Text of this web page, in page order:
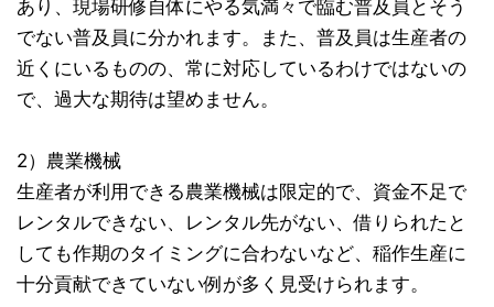
あり、現場研修自体にやる気満々で臨む普及員とそう
でない普及員に分かれます。また、普及員は生産者の
近くにいるものの、常に対応しているわけではないの
で、過大な期待は望めません。
2）農業機械
生産者が利用できる農業機械は限定的で、資金不足で
レンタルできない、レンタル先がない、借りられたと
しても作期のタイミングに合わないなど、稲作生産に
十分貢献できていない例が多く見受けられます。